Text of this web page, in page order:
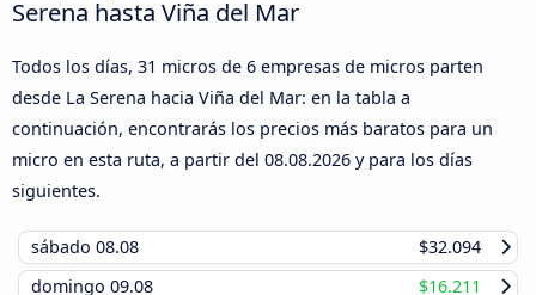
Serena hasta Viña del Mar
Todos los días, 31 micros de 6 empresas de micros parten
desde La Serena hacia Viña del Mar: en la tabla a
continuación, encontrarás los precios más baratos para un
micro en esta ruta, a partir del 08.08.2026 y para los días
siguientes.
sábado 08.08
$32.094
domingo 09.08
$16.211